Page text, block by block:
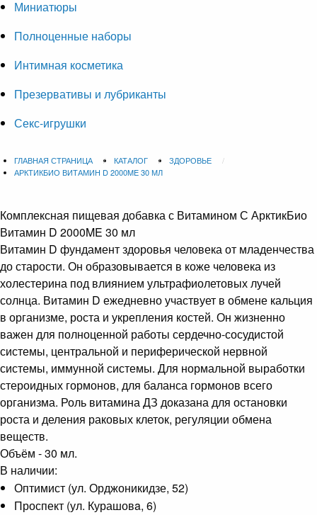
Миниатюры
Полноценные наборы
Интимная косметика
Презервативы и лубриканты
Секс-игрушки
ГЛАВНАЯ СТРАНИЦА КАТАЛОГ
ЗДОРОВЬЕ
АРКТИКБИО ВИТАМИН D 2000ME 30 МЛ
Комплексная пищевая добавка с Витамином С АрктикБио
Витамин D 2000ME 30 мл
Витамин D фундамент здоровья человека от младенчества
до старости. Он образовывается в коже человека из
холестерина под влиянием ультрафиолетовых лучей
солнца. Витамин D ежедневно участвует в обмене кальция
в организме, роста и укрепления костей. Он жизненно
важен для полноценной работы сердечно-сосудистой
системы, центральной и периферической нервной
системы, иммунной системы. Для нормальной выработки
стероидных гормонов, для баланса гормонов всего
организма. Роль витамина ДЗ доказана для остановки
роста и деления раковых клеток, регуляции обмена
веществ.
Объём - 30 мл.
В наличии:
Оптимист (ул. Орджоникидзе, 52)
Проспект (ул. Курашовa, 6)